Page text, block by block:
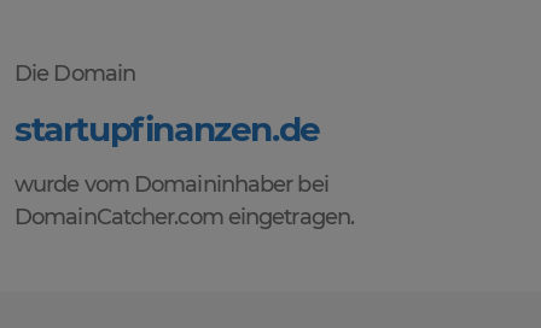
Die Domain
startupfinanzen.de
wurde vom Domaininhaber bei
DomainCatcher.com eingetragen.